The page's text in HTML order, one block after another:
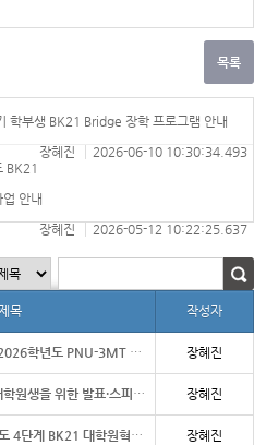
학부생 BK21 Bridge 장학 프로그램 안내
장혜진
2026-06-10 10:30:34.493
BK21
안내
장혜진
2026-05-12 10:22:25.637
목 작성자
[대학원혁신][추가모집]2026학년도 PNU-3MT 프로그램 신청 안내(7/21,12:00 장혜진
[대학원 혁신][비교과] 대학원생을 위한 발표·스피치 전략 장혜진
[대학원혁신] 2026학년도 4단계 BK21 대학원혁신 우수 학부 연구생 지원 사업 안내 장혜진